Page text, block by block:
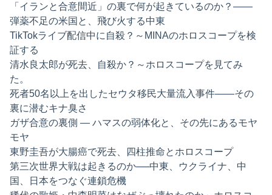
「イランと合意間近」の裏で何が起きているのか？——
弾薬不足の米国と、飛び火する中東
TikTokライブ配信中に自殺？～MINAのホロスコープを検
証する
清水良太郎が死去、自殺か？～ホロスコープを見てみ
た。
死者50名以上を出したセウタ移民大量流入事件——その
裏に潜むキナ臭さ
ガザ合意の裏側 ― ハマスの弱体化と、その先にあるモヤ
モヤ
東野圭吾が大腸癌で死去、四柱推命とホロスコープ
第三次世界大戦は起きるのか──中東、ウクライナ、中
国、日本をつなぐ連鎖危機